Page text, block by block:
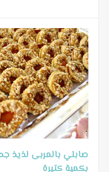
صابلي بالمربى لذيذ
بكمية كتيرة